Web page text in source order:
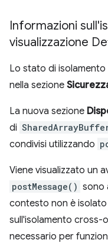
Informazioni
visualizzazione
Lo stato di
nella sezione
La nuova sezione
di
condivisi utilizzando
Viene visualizzato un
postMessage() sono
contesto non è
sull'isolamento cross-
necessario per